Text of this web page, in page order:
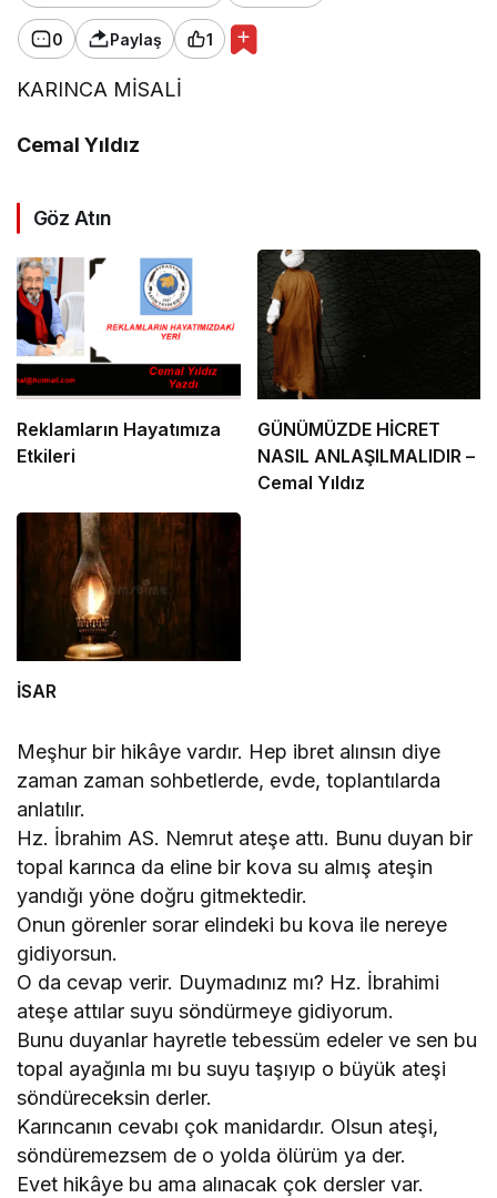
0 Paylaş 1
KARINCA MİSALİ
Cemal Yıldız
Göz Atın
Reklamların Hayatımıza
Etkileri
GÜNÜMÜZDE HİCRET
NASIL ANLAŞILMALIDIR –
Cemal Yıldız
İSAR
Meşhur bir hikâye vardır. Hep ibret alınsın diye
zaman zaman sohbetlerde, evde, toplantılarda
anlatılır.
Hz. İbrahim AS. Nemrut ateşe attı. Bunu duyan bir
topal karınca da eline bir kova su almış ateşin
yandığı yöne doğru gitmektedir.
Onun görenler sorar elindeki bu kova ile nereye
gidiyorsun.
O da cevap verir. Duymadınız mı? Hz. İbrahimi
ateşe attılar suyu söndürmeye gidiyorum.
Bunu duyanlar hayretle tebessüm edeler ve sen bu
topal ayağınla mı bu suyu taşıyıp o büyük ateşi
söndüreceksin derler.
Karıncanın cevabı çok manidardır. Olsun ateşi,
söndüremezsem de o yolda ölürüm ya der.
Evet hikâye bu ama alınacak çok dersler var.